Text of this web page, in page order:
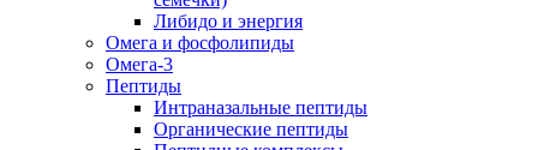
Либидо и энергия
Омега и фосфолипиды
Омега-3
Пептиды
Интраназальные пептиды
Органические пептиды